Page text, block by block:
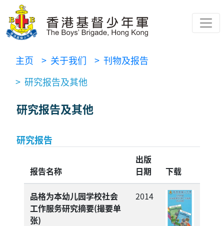
主页 > 关于我们
> 刊物及报告
> 研究报告及其他
研究报告及其他
研究报告
报告名称
出版
日期
下载
品格为本幼儿园学校社会
工作服务研究摘要(撮要单
张)
2014